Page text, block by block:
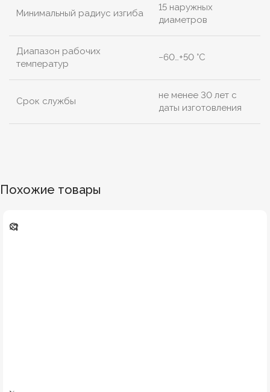
Минимальный радиус изгиба
15 наружных
диаметров
Диапазон рабочих
температур
−60…+50 °C
Срок службы
не менее 30 лет с
даты изготовления
Похожие товары